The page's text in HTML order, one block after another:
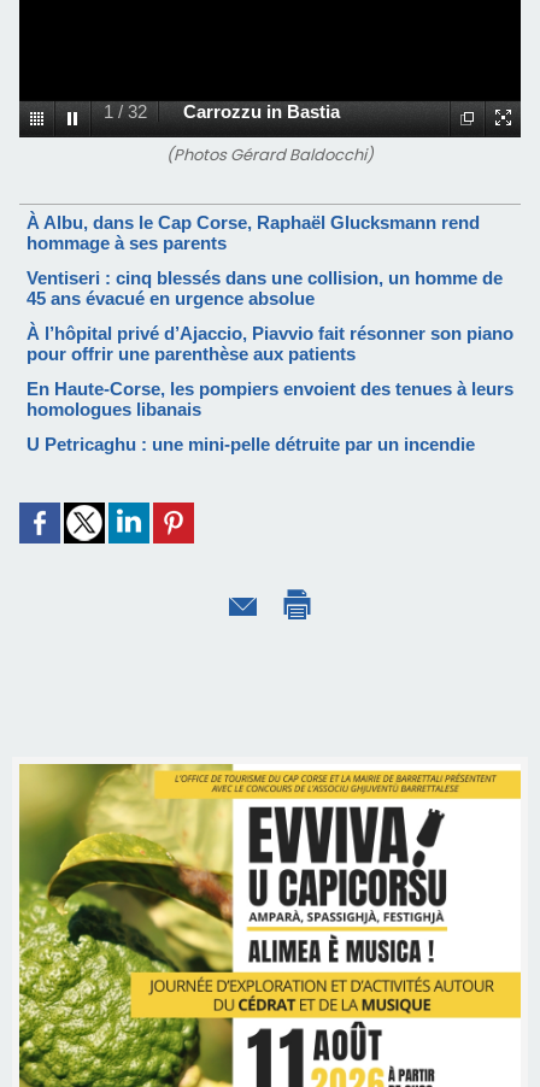
1 /32 Carrozzu in Bastia
(Photos Gérard Baldocchi)
À Albu, dans le Cap Corse, Raphaël Glucksmann rend
hommage à ses parents
Ventiseri : cinq blessés dans une collision, un homme de
45 ans évacué en urgence absolue
À l’hôpital privé d’Ajaccio, Piavvio fait résonner son piano
pour offrir une parenthèse aux patients
En Haute-Corse, les pompiers envoient des tenues à leurs
homologues libanais
U Petricaghu : une mini-pelle détruite par un incendie